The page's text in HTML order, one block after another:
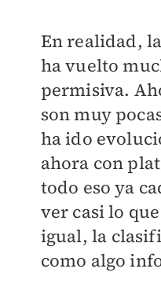
En realidad,
ha vuelto
permisiva.
son muy
ha ido
ahora con
todo eso ya
ver casi lo
igual, la
como algo